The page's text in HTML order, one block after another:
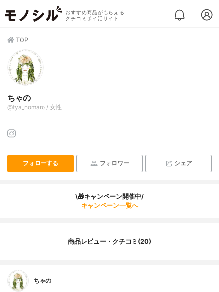
おすすめ商品がもらえる
クチコミポイ活サイト
TOP
ちゃの
@tya_nomaro / 女性
フォローする フォロワー シェア
\🎁キャンペーン開催中/
キャンペーン一覧へ
商品レビュー・クチコミ(20)
ちゃの